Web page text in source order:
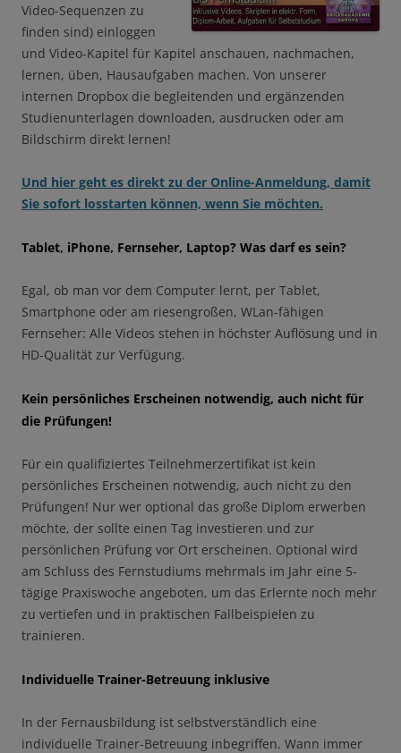
Video-Sequenzen zu
finden sind) einloggen
und Video-Kapitel für Kapitel anschauen, nachmachen,
lernen, üben, Hausaufgaben machen. Von unserer
internen Dropbox die begleitenden und ergänzenden
Studienunterlagen downloaden, ausdrucken oder am
Bildschirm direkt lernen!
Und hier geht es direkt zu der Online-Anmeldung, damit
Sie sofort losstarten können, wenn Sie möchten.
Tablet, iPhone, Fernseher, Laptop? Was darf es sein?
Egal, ob man vor dem Computer lernt, per Tablet,
Smartphone oder am riesengroßen, WLan-fähigen
Fernseher: Alle Videos stehen in höchster Auflösung und in
HD-Qualität zur Verfügung.
Kein persönliches Erscheinen notwendig, auch nicht für
die Prüfungen!
Für ein qualifiziertes Teilnehmerzertifikat ist kein
persönliches Erscheinen notwendig, auch nicht zu den
Prüfungen! Nur wer optional das große Diplom erwerben
möchte, der sollte einen Tag investieren und zur
persönlichen Prüfung vor Ort erscheinen. Optional wird
am Schluss des Fernstudiums mehrmals im Jahr eine 5-
tägige Praxiswoche angeboten, um das Erlernte noch mehr
zu vertiefen und in praktischen Fallbeispielen zu
trainieren.
Individuelle Trainer-Betreuung inklusive
In der Fernausbildung ist selbstverständlich eine
individuelle Trainer-Betreuung inbegriffen. Wann immer